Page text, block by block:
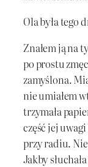
Ola była tego
Znałem ją na
po prostu
zamyślona.
nie umiałem
trzymała
część jej
przy radiu.
Jakby